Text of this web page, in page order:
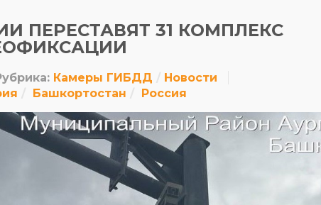
ПЕРЕСТАВЯТ 31 КОМПЛЕКС
Камеры ГИБДД
Новости
Башкортостан Россия